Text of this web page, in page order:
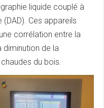
liquide couplé à
Ces appareils
corrélation entre la
de la
du bois.